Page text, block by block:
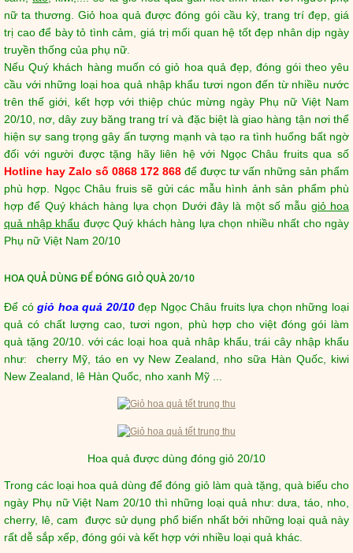
nữ ta thương. Giỏ hoa quả được đóng gói cầu kỳ, trang trí đẹp, giá
trị cao để bày tỏ tình cảm, giá trị mối quan hệ tốt đẹp nhân dịp ngày
truyền thống của phụ nữ.
Nếu Quý khách hàng muốn có giỏ hoa quả đẹp, đóng gói theo yêu
cầu với những loại hoa quả nhập khẩu tươi ngon đến từ nhiều nước
trên thế giới, kết hợp với thiệp chúc mừng ngày Phụ nữ Việt Nam
20/10, nơ, dây zuy băng trang trí và đặc biệt là giao hàng tận nơi thể
hiện sự sang trọng gây ấn tượng mạnh và tạo ra tình huống bất ngờ
đối với người được tặng hãy liên hệ với Ngọc Châu fruits qua số
Hotline hay Zalo số 0868 172 868 để được tư vấn những sản phẩm
phù hợp. Ngọc Châu fruis sẽ gửi các mẫu hình ảnh sản phẩm phù
hợp để Quý khách hàng lựa chọn Dưới đây là một số mẫu giỏ hoa
quả nhập khẩu được Quý khách hàng lựa chọn nhiều nhất cho ngày
Phụ nữ Việt Nam 20/10
HOA QUẢ DÙNG ĐỂ ĐÓNG GIỎ QUÀ 20/10
Để cógiỏ hoa quả 20/10đẹp Ngọc Châu fruits lựa chọn những loại
quả có chất lượng cao, tươi ngon, phù hợp cho việt đóng gói làm
quà tặng 20/10. với các loại hoa quả nhâp khẩu, trái cây nhập khẩu
như: cherry Mỹ, táo en vy New Zealand, nho sữa Hàn Quốc, kiwi
New Zealand, lê Hàn Quốc, nho xanh Mỹ ...
Hoa quả được dùng đóng giỏ 20/10
Trong các loại hoa quả dùng để đóng giỏ làm quà tặng, quà biếu cho
ngày Phụ nữ Việt Nam 20/10 thì những loại quả như: dưa, táo, nho,
cherry, lê, cam được sử dụng phổ biến nhất bởi những loại quả này
rất dễ sắp xếp, đóng gói và kết hợp với nhiều loại quả khác.